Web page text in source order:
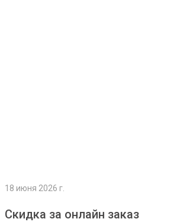
18 июня 2026 г.
Скидка за онлайн заказ